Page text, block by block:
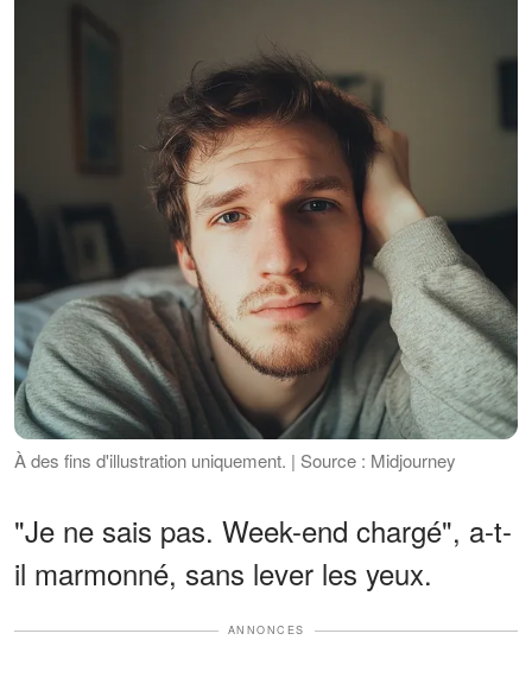
À des fins d'illustration uniquement. | Source : Midjourney
"Je ne sais pas. Week-end chargé", a-t-
il marmonné, sans lever les yeux.
ANNONCES